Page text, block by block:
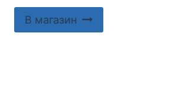
В магазин